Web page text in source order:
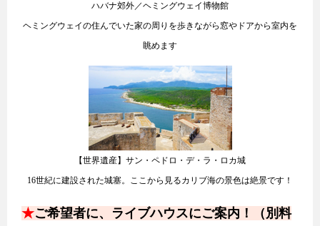
ハバナ郊外／ヘミングウェイ博物館
ヘミングウェイの住んでいた家の周りを歩きながら窓やドアから室内を
眺めます
【世界遺産】サン・ペドロ・デ・ラ・ロカ城
16世紀に建設された城塞。ここから見るカリブ海の景色は絶景です！
★ご希望者に、ライブハウスにご案内！（別料